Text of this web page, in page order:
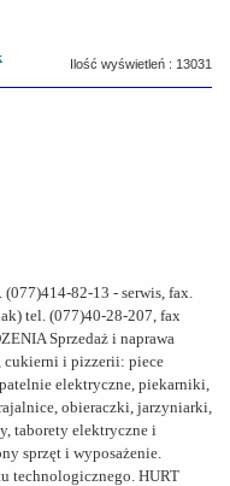
Ilość wyświetleń : 13031
82-13 - serwis, fax.
tel. (077)40-28-207, fax
Sprzedaż i naprawa
cukierni i pizzerii: piece
elektryczne, piekarniki,
obieraczki, jarzyniarki,
taborety elektryczne i
sprzęt i wyposażenie.
technologicznego. HURT